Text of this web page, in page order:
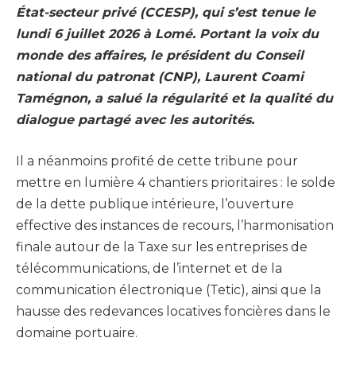
État-secteur privé (CCESP), qui s’est tenue le
lundi 6 juillet 2026 à Lomé. Portant la voix du
monde des affaires, le président du Conseil
national du patronat (CNP), Laurent Coami
Tamégnon, a salué la régularité et la qualité du
dialogue partagé avec les autorités.
Il a néanmoins profité de cette tribune pour
mettre en lumière 4 chantiers prioritaires : le solde
de la dette publique intérieure, l’ouverture
effective des instances de recours, l’harmonisation
finale autour de la Taxe sur les entreprises de
télécommunications, de l’internet et de la
communication électronique (Tetic), ainsi que la
hausse des redevances locatives foncières dans le
domaine portuaire.